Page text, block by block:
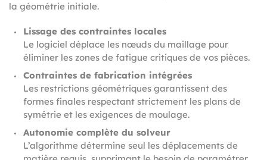
la géométrie initiale.
Lissage des contraintes locales
Le logiciel déplace les nœuds du maillage pour
éliminer les zones de fatigue critiques de vos pièces.
Contraintes de fabrication intégrées
Les restrictions géométriques garantissent des
formes finales respectant strictement les plans de
symétrie et les exigences de moulage.
Autonomie complète du solveur
L’algorithme détermine seul les déplacements de